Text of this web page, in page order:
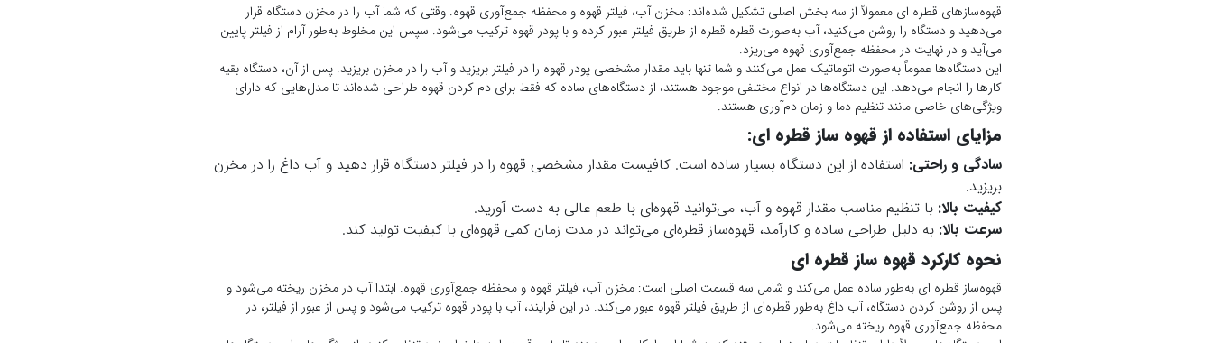
قهوه‌سازهای قطره‌ ای معمولاً از سه بخش اصلی تشکیل شده‌اند: مخزن آب، فیلتر قهوه و محفظه جمع‌آوری قهوه. وقتی که شما آب را در مخزن دستگاه قرار
می‌دهید و دستگاه را روشن می‌کنید، آب به‌صورت قطره‌ قطره از طریق فیلتر عبور کرده و با پودر قهوه ترکیب می‌شود. سپس این مخلوط به‌طور آرام از فیلتر پایین
می‌آید و در نهایت در محفظه جمع‌آوری قهوه می‌ریزد.
این دستگاه‌ها عموماً به‌صورت اتوماتیک عمل می‌کنند و شما تنها باید مقدار مشخصی پودر قهوه را در فیلتر بریزید و آب را در مخزن بریزید. پس از آن، دستگاه بقیه
کارها را انجام می‌دهد. این دستگاه‌ها در انواع مختلفی موجود هستند، از دستگاه‌های ساده که فقط برای دم کردن قهوه طراحی شده‌اند تا مدل‌هایی که دارای
ویژگی‌های خاصی مانند تنظیم دما و زمان دم‌آوری هستند.
مزایای استفاده از قهوه‌ ساز قطره‌ ای:
سادگی و راحتی: استفاده از این دستگاه بسیار ساده است. کافیست مقدار مشخصی قهوه را در فیلتر دستگاه قرار دهید و آب داغ را در مخزن
بریزید.
کیفیت بالا: با تنظیم مناسب مقدار قهوه و آب، می‌توانید قهوه‌ای با طعم عالی به دست آورید.
سرعت بالا: به دلیل طراحی ساده و کارآمد، قهوه‌ساز قطره‌ای می‌تواند در مدت زمان کمی قهوه‌ای با کیفیت تولید کند.
نحوه کارکرد قهوه ساز قطره‌ ای
قهوه‌ساز قطره‌ ای به‌طور ساده عمل می‌کند و شامل سه قسمت اصلی است: مخزن آب، فیلتر قهوه و محفظه جمع‌آوری قهوه. ابتدا آب در مخزن ریخته می‌شود و
پس از روشن کردن دستگاه، آب داغ به‌طور قطره‌ای از طریق فیلتر قهوه عبور می‌کند. در این فرایند، آب با پودر قهوه ترکیب می‌شود و پس از عبور از فیلتر، در
محفظه جمع‌آوری قهوه ریخته می‌شود.